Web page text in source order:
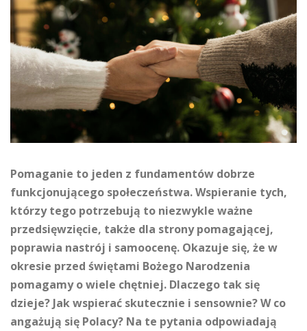
Pomaganie to jeden z fundamentów dobrze
funkcjonującego społeczeństwa. Wspieranie tych,
którzy tego potrzebują to niezwykle ważne
przedsięwzięcie, także dla strony pomagającej,
poprawia nastrój i samoocenę. Okazuje się, że w
okresie przed świętami Bożego Narodzenia
pomagamy o wiele chętniej. Dlaczego tak się
dzieje? Jak wspierać skutecznie i sensownie? W co
angażują się Polacy? Na te pytania odpowiadają